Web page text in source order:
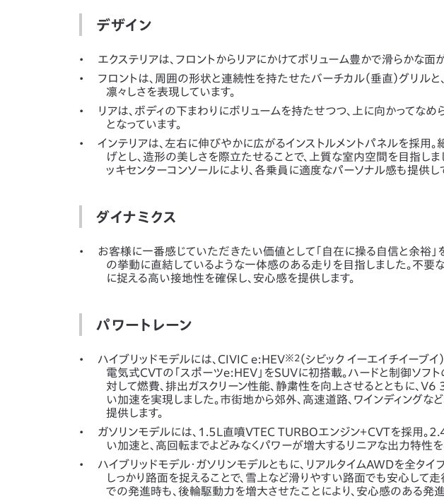
デザイン
エクステリアは、フロントからリアにかけてボリューム豊かで滑らかな面
フロントは、周囲の形状と連続性を持たせたバーチカル（垂直）グリルと
凛々しさを表現しています。
リアは、ボディの下まわりにボリュームを持たせつつ、上に向かってな
となっています。
インテリアは、左右に伸びやかに広がるインストルメントパネルを採用
げとし、造形の美しさを際立たせることで、上質な室内空間を目指し
ッキセンターコンソールにより、各乗員に適度なパーソナル感も提供し
ダイナミクス
お客様に一番感じていただきたい価値として「自在に操る自信と余裕」
の挙動に直結しているような一体感のある走りを目指しました。不要
に捉える高い接地性を確保し、安心感を提供します。
パワートレーン
ハイブリッドモデルには、CIVIC e:HEV※2（シビック イーエイチイーブ
電気式CVTの「スポーツe:HEV」をSUVに初搭載。ハードと制御ソフ
対して燃費、排出ガスクリーン性能、静粛性を向上させるとともに、
い加速を実現しました。市街地から郊外、高速道路、ワインディングな
提供します。
ガソリンモデルには、1.5L直噴VTEC TURBOエンジン＋CVTを採用。
い加速と、高回転までよどみなくパワーが増大するリニアな出力特性を
ハイブリッドモデル・ガソリンモデルともに、リアルタイムAWDを全タ
しっかり路面を捉えることで、雪上など滑りやすい路面でも安心して
での発進時も、後輪駆動力を増大させたことにより、安心感のある発進